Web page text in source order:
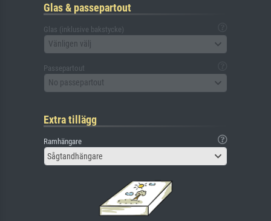
Glas & passepartout
Glas (inklusive bakstycke)
Vänligen välj
Passepartout
No passepartout
Extra tillägg
Ramhängare
Sågtandhängare